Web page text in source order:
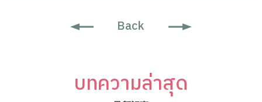
Back
บทความล่าสุด